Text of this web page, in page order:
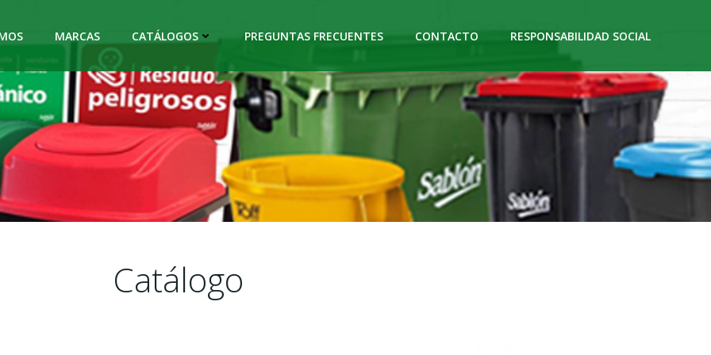
MARCAS CATÁLOGOS PREGUNTAS FRECUENTES CONTACTO RESPONSABILIDAD SOCIAL
Catálogo